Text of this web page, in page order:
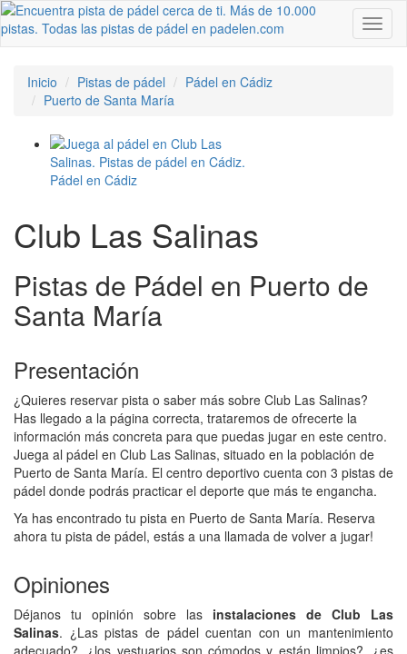
Inicio Pistas de pádel
Pádel en Cádiz
Puerto de Santa María
Club Las Salinas
Pistas de Pádel en Puerto de
Santa María
Presentación
¿Quieres reservar pista o saber más sobre Club Las Salinas?
Has llegado a la página correcta, trataremos de ofrecerte la
información más concreta para que puedas jugar en este centro.
Juega al pádel en Club Las Salinas, situado en la población de
Puerto de Santa María. El centro deportivo cuenta con 3 pistas de
pádel donde podrás practicar el deporte que más te engancha.
Ya has encontrado tu pista en Puerto de Santa María. Reserva
ahora tu pista de pádel, estás a una llamada de volver a jugar!
Opiniones
Déjanos tu opinión sobre las instalaciones de Club Las
Salinas. ¿Las pistas de pádel cuentan con un mantenimiento
adecuado?, ¿los vestuarios son cómodos y están limpios?, ¿es